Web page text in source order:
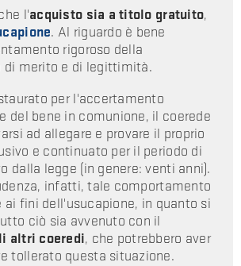
l'acquisto sia a titolo gratuito,
. Al riguardo è bene
rigoroso della
di merito e di legittimità.
per l'accertamento
del bene in comunione, il coerede
ad allegare e provare il proprio
e continuato per il periodo di
dalla legge (in genere: venti anni).
infatti, tale comportamento
ai fini dell'usucapione, in quanto si
ciò sia avvenuto con il
altri coeredi, che potrebbero aver
tollerato questa situazione.